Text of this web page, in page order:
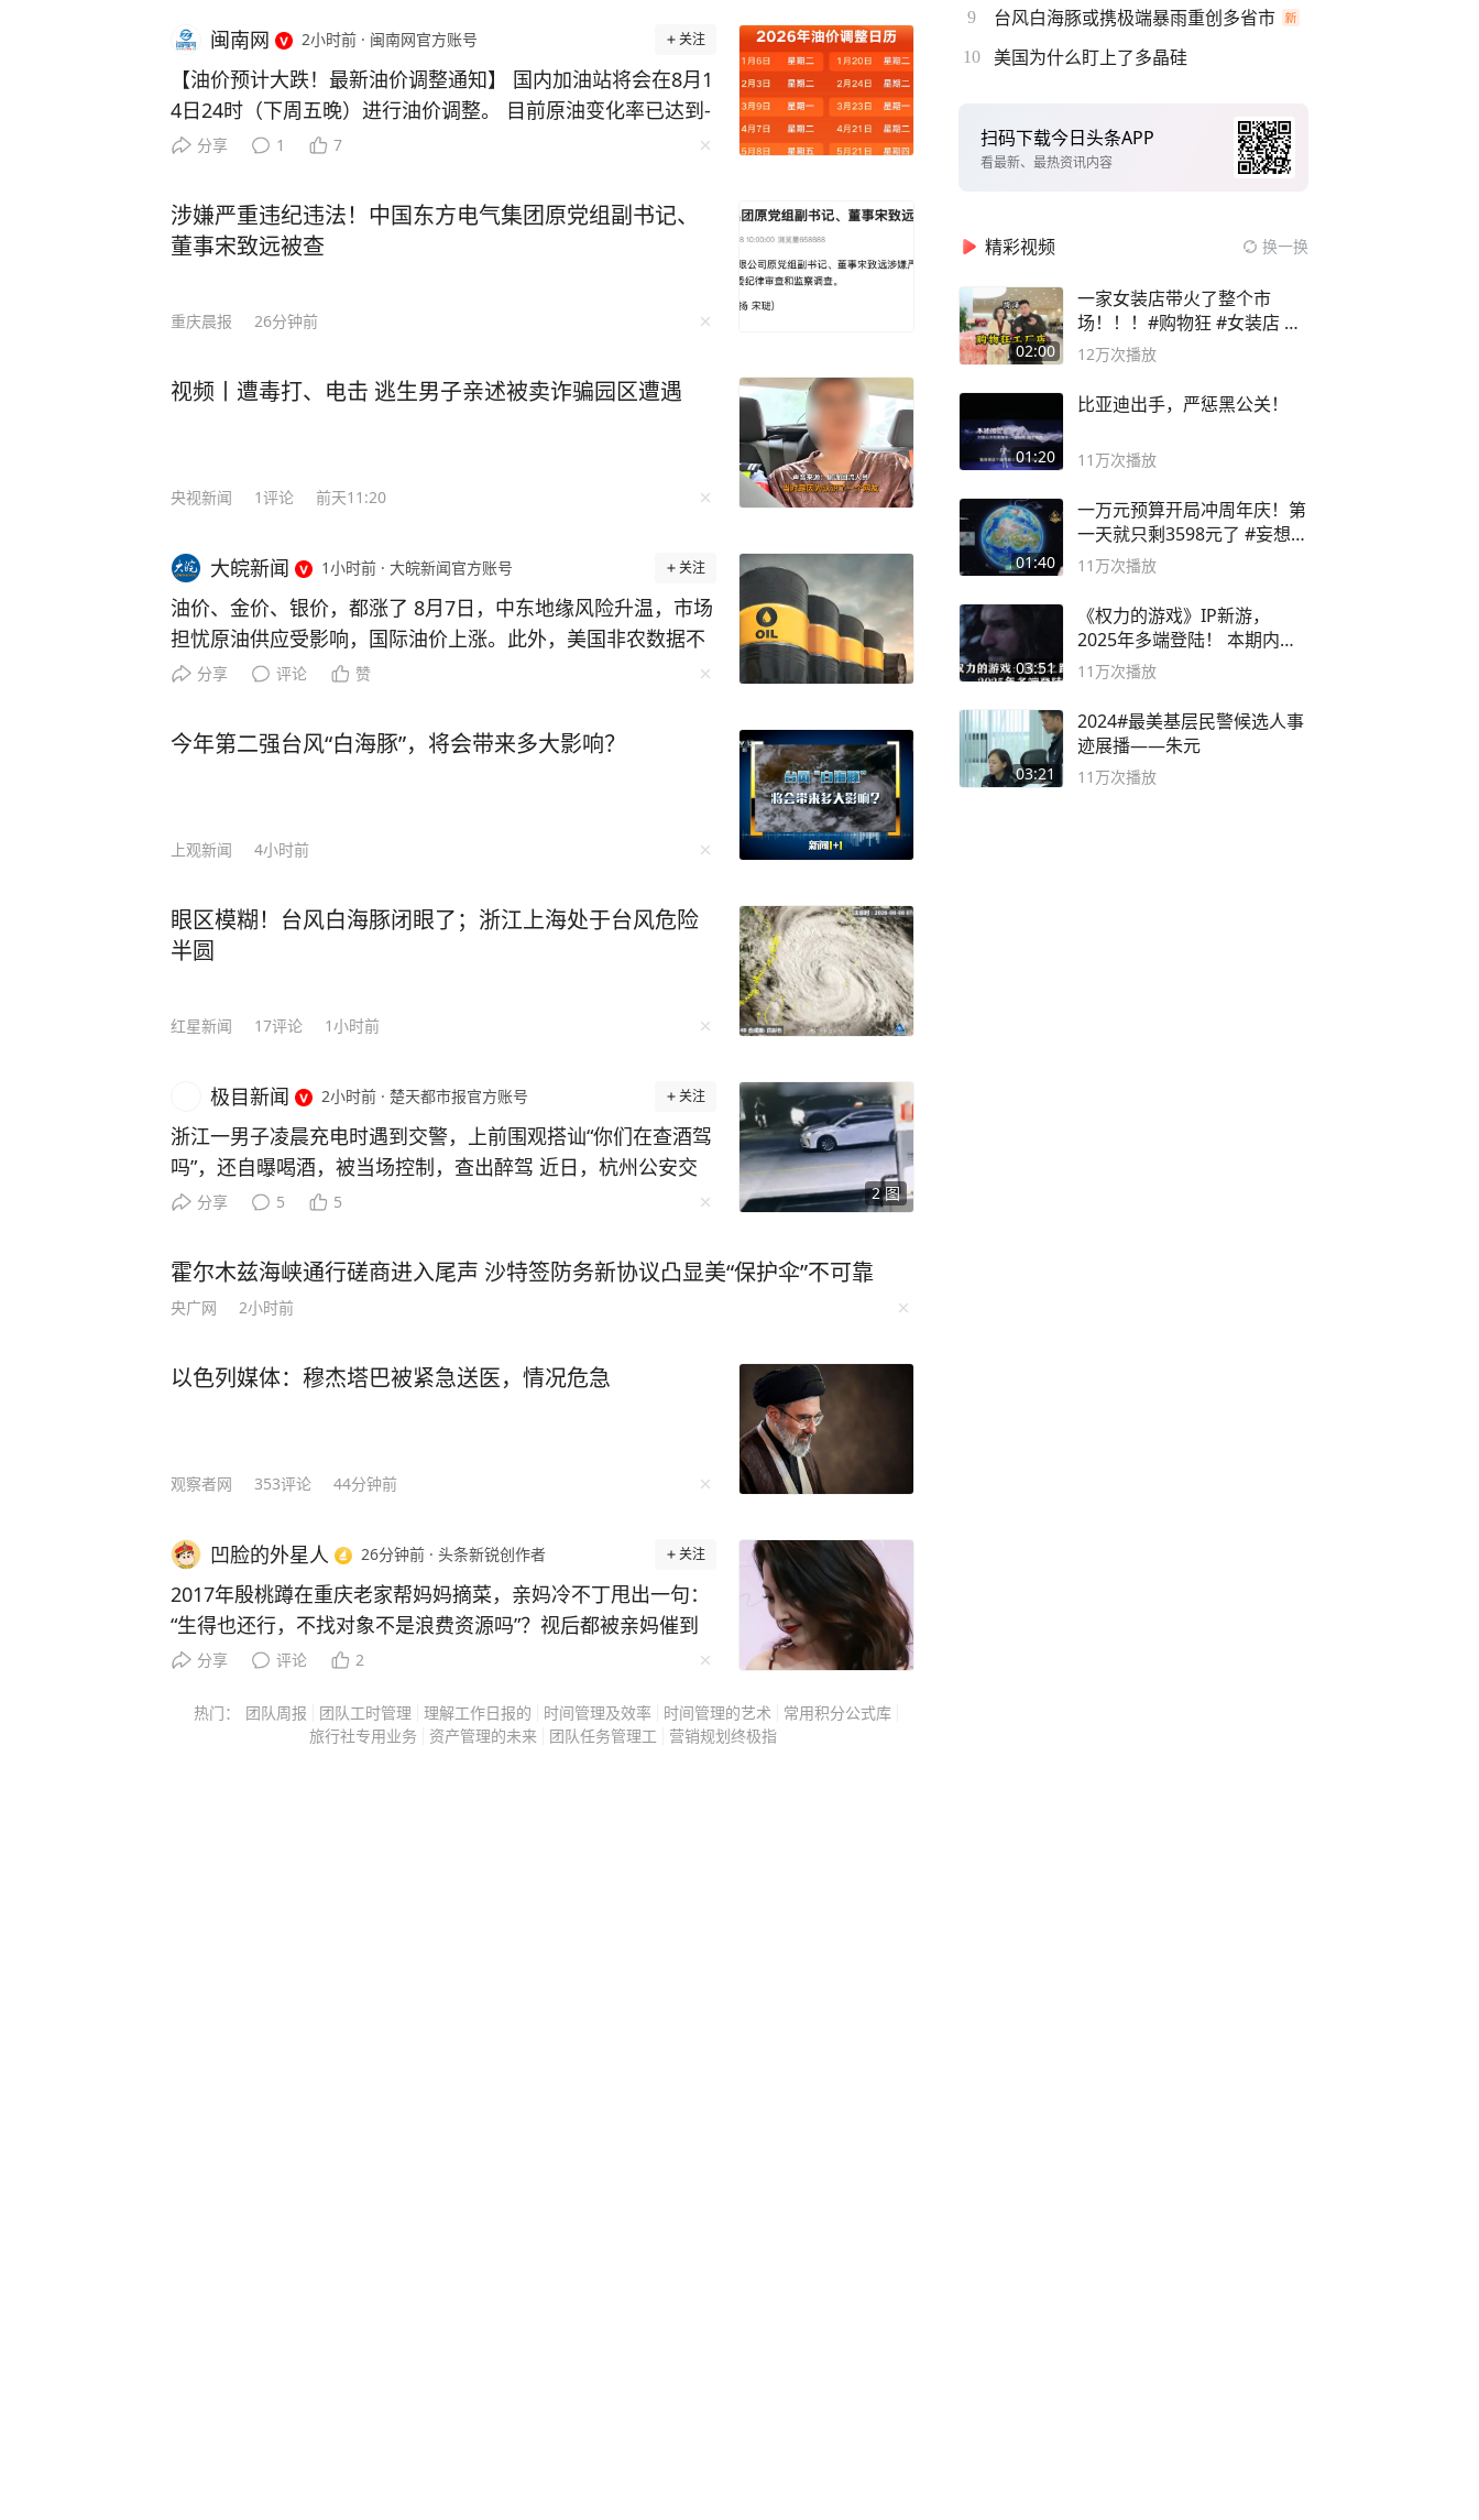
闽南网 2小时前 · 闽南网官方账号 关注
【油价预计大跌！最新油价调整通知】 国内加油站将会在8月1
4日24时（下周五晚）进行油价调整。 目前原油变化率已达到-
9.57%，预计下调油价395元/吨。根据目前的预期跌幅，汽柴
仍有5个统计日，变数尚存，如果后续国际原油快速反弹回升，
当前的预跌幅度将会收窄，最终能否落地、下调多少，一切以
发改委官方公告为准。 来源：湖北发布、新华社、今日油价
分享 1 7
涉嫌严重违纪违法！中国东方电气集团原党组副书记、
董事宋致远被查
重庆晨报 26分钟前
视频丨遭毒打、电击 逃生男子亲述被卖诈骗园区遭遇
央视新闻 1评论 前天11:20
大皖新闻 1小时前 · 大皖新闻官方账号 关注
油价、金价、银价，都涨了 8月7日，中东地缘风险升温，市场
担忧原油供应受影响，国际油价上涨。此外，美国非农数据不
及预期削弱美联储加息预期，叠加美元走弱等因素，国际金价
伊朗审议霍尔木兹海峡通航限制草案等事件影响，中东地缘风
险升温，市场担忧原油供应受影响，7日国际油价上涨。 截至
油期货价格收于每桶83.55美元，涨幅为1.29%。 7日国际金价
期，叠加美元走弱等因素，国际金价和银价均上涨。 截至收盘
—— 纽约商品交易所12月交割的黄金期货价格报每盎司4399.7
分享 评论 赞
今年第二强台风“白海豚”，将会带来多大影响？
上观新闻 4小时前
眼区模糊！台风白海豚闭眼了；浙江上海处于台风危险
半圆
红星新闻 17评论 1小时前
2 图
极目新闻 2小时前 · 楚天都市报官方账号 关注
浙江一男子凌晨充电时遇到交警，上前围观搭讪“你们在查酒驾
吗”，还自曝喝酒，被当场控制，查出醉驾 近日，杭州公安交
管部门查获一起饮酒后驾车“送上门”的违法案例。一起来看看
交警在加油站处理事故时，正在一旁等候充电位的舒某见有交
警在场，因好奇心驱使，下车走上前围观“吃瓜”，并主动向交
警发问：“你们查酒驾吗？” 这句突兀的问话立刻引起了执勤交
问询，舒某毫无防备地说：“我喝了瓶啤酒，我怕你查酒驾，我
奋勇地送上来！你觉得我现在会让你走吗？”现场警力立即对舒
酒驾驶机动车。随后，舒某被带至医院进行血液酒精检测，结
果为118.2毫克/100毫升，属于醉酒驾驶。 经询问，舒某前晚8
时左右连续饮用过两瓶啤酒及二两白酒后入睡，次日0时醒来，
心存侥幸，自认为酒气已消，便驾驶机动车前往家对面的加油
站充电。 最终，舒某因醉酒驾驶机动车的违法行为，被交管部
0元。 酒驾醉驾既是对自身安全的忽视，也是对他人生命的漠
视。侥幸驾驶，必将受到法律的严惩。 来源 钱江晚报 杭州交
分享 5 5
霍尔木兹海峡通行磋商进入尾声 沙特签防务新协议凸显美“保护伞”不可靠
央广网 2小时前
以色列媒体：穆杰塔巴被紧急送医，情况危急
观察者网 353评论 44分钟前
凹脸的外星人 26分钟前 · 头条新锐创作者 关注
2017年殷桃蹲在重庆老家帮妈妈摘菜，亲妈冷不丁甩出一句：
“生得也还行，不找对象不是浪费资源吗”？视后都被亲妈催到
怀疑人生，普通女孩该怎么办？ 主要信源：（新浪娱乐——殷
字，在国产剧观众心里分量不轻。 飞天、金鹰、白玉兰，三大
奖的最佳女主角她全拿过，是圈里公认的“大满贯视后”。 从
分享 评论 2
热门： 团队周报 团队工时管理 理解工作日报的 时间管理及效率 时间管理的艺术
常用积分公式库
旅行社专用业务
资产管理的未来 团队任务管理工 营销规划终极指
9 台风白海豚或携极端暴雨重创多省市
10 美国为什么盯上了多晶硅
扫码下载今日头条APP
看最新、最热资讯内容
精彩视频 换一换
02:00
一家女装店带火了整个市
场！！！#购物狂 #女装店 #
高品质女装
12万次播放
01:20
比亚迪出手，严惩黑公关！
11万次播放
01:40
一万元预算开局冲周年庆！第
一天就只剩3598元了 #妄想山
海
11万次播放
03:51
《权力的游戏》IP新游，
2025年多端登陆！ 本期内容
概要
11万次播放
03:21
2024#最美基层民警候选人事
迹展播——朱元
11万次播放